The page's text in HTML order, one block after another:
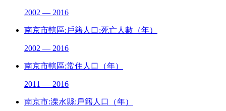
2002 — 2016
南京市轄區:戶籍人口:死亡人數（年）
2002 — 2016
南京市轄區:常住人口（年）
2011 — 2016
南京市:溧水縣:戶籍人口（年）